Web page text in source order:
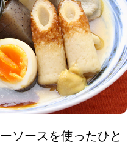
ソースを使ったひと